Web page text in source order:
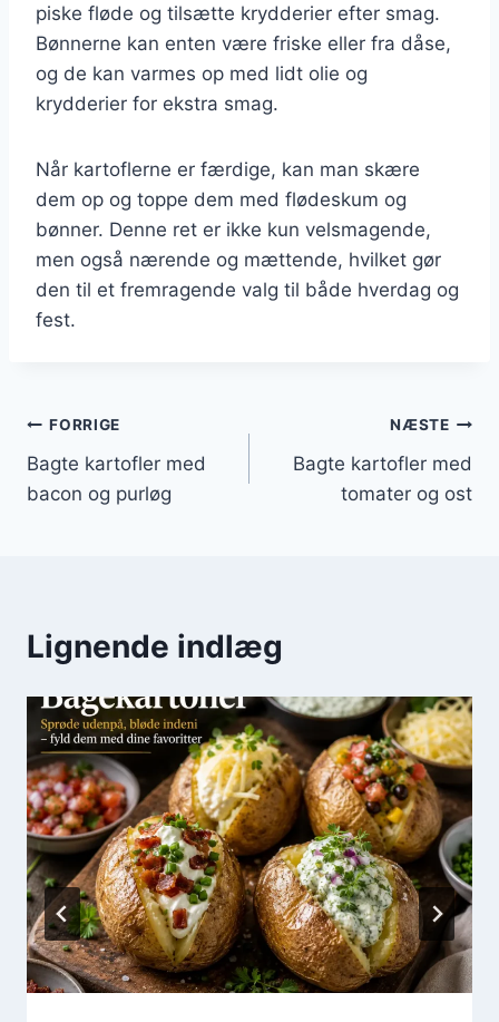
piske fløde og tilsætte krydderier efter smag.
Bønnerne kan enten være friske eller fra dåse,
og de kan varmes op med lidt olie og
krydderier for ekstra smag.
Når kartoflerne er færdige, kan man skære
dem op og toppe dem med flødeskum og
bønner. Denne ret er ikke kun velsmagende,
men også nærende og mættende, hvilket gør
den til et fremragende valg til både hverdag og
fest.
Indlægsnavigation
FORRIGE
Bagte kartofler med
bacon og purløg
NÆSTE
Bagte kartofler med
tomater og ost
Lignende indlæg